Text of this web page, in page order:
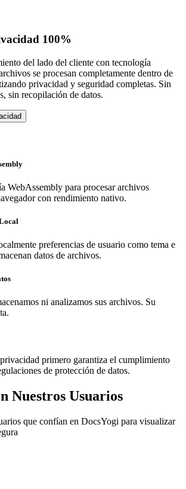
100%
del lado del cliente con tecnología
se procesan completamente dentro de
privacidad y seguridad completas. Sin
sin recopilación de datos.
WebAssembly para procesar archivos
con rendimiento nativo.
preferencias de usuario como tema e
datos de archivos.
ni analizamos sus archivos. Su
primero garantiza el cumplimiento
de protección de datos.
Nuestros Usuarios
que confían en DocsYogi para visualizar